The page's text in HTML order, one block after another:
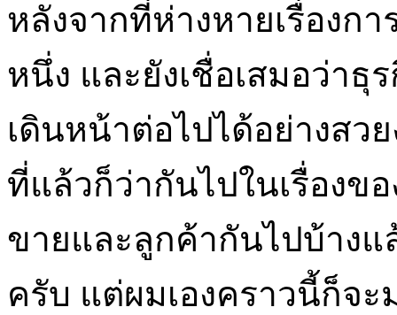
หลังจากที่ห่างหายเรื่องก
หนึ่ง และยังเชื่อเสมอว่าธุ
เดินหน้าต่อไปได้อย่างสว
ที่แล้วก็ว่ากันไปในเรื่องข
ขายและลูกค้ากันไปบ้างแ
ครับ แต่ผมเองคราวนี้ก็จะ